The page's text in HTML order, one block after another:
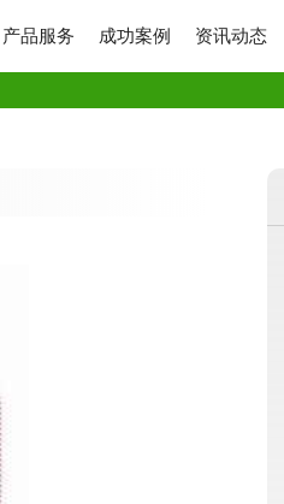
产品服务 成功案例 资讯动态